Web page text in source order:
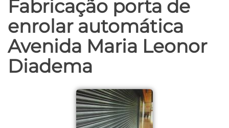
metálico,
telhado
metálico,
portões,
grades
entre
outros.
Fabricação porta de
enrolar automática
Avenida Maria Leonor
Diadema